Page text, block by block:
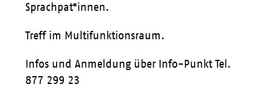
Sprachpat*innen.
Treff im Multifunktionsraum.
Infos und Anmeldung über Info-Punkt Tel.
877 299 23